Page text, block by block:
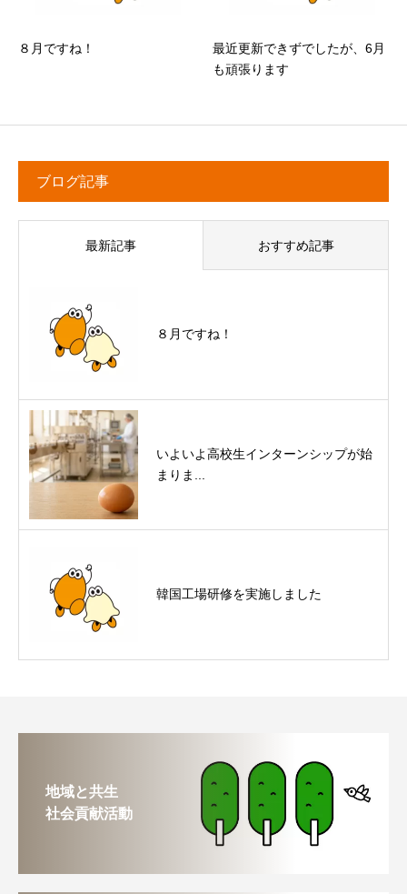
８月ですね！
最近更新できずでしたが、6月
も頑張ります
ブログ記事
最新記事 おすすめ記事
８月ですね！
いよいよ高校生インターンシップが始
まりま...
韓国工場研修を実施しました
地域と共生
社会貢献活動